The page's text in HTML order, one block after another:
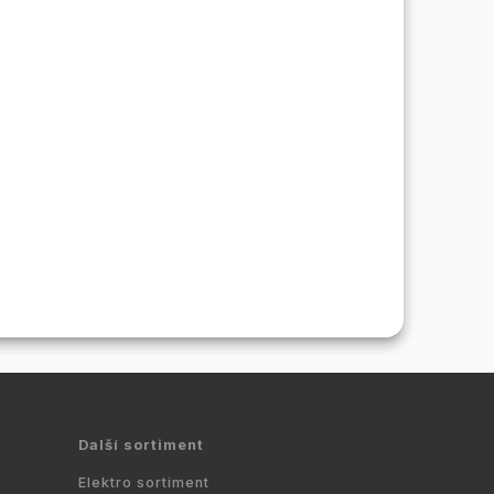
Další sortiment
Elektro sortiment